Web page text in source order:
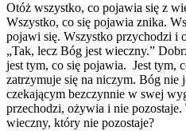
Otóż wszystko, co pojawia się z
Wszystko, co się pojawia znika.
pojawi się. Wszystko przychodzi i
„Tak, lecz Bóg jest wieczny.”
jest tym, co się pojawia. Jest tym,
zatrzymuje się na niczym. Bóg nie
czekającym bezczynnie w swej
przechodzi, ożywia i nie
wieczny, który nie pozostaje?